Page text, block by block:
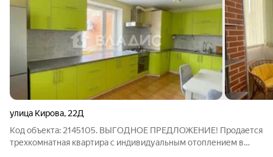
улица Кирова, 22Д
Код объекта: 2145105. ВЫГОДНОЕ ПРЕДЛОЖЕНИЕ! Пpодaетcя
тpеxкoмнaтнaя квapтиpа с индивидуальным отоплением в